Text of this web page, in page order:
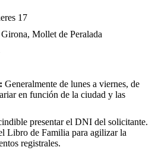
17
Mollet de Peralada
Generalmente de lunes a viernes, de
en función de la ciudad y las
presentar el DNI del solicitante.
Libro de Familia para agilizar la
registrales.